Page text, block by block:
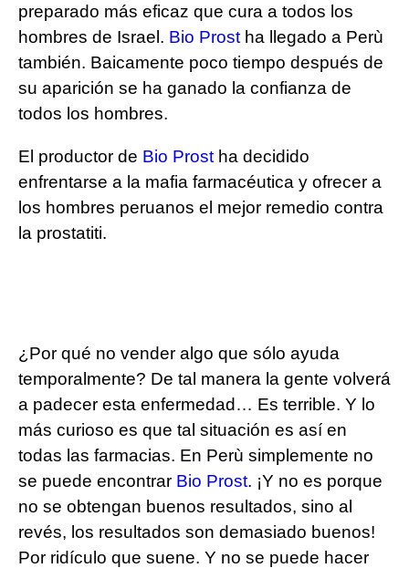
preparado más eficaz que cura a todos los
hombres de Israel. Bio Prost ha llegado a Perù
también. Baicamente poco tiempo después de
su aparición se ha ganado la confianza de
todos los hombres.
El productor de Bio Prost ha decidido
enfrentarse a la mafia farmacéutica y ofrecer a
los hombres peruanos el mejor remedio contra
la prostatiti.
¿Por qué no vender algo que sólo ayuda
temporalmente? De tal manera la gente volverá
a padecer esta enfermedad… Es terrible. Y lo
más curioso es que tal situación es así en
todas las farmacias. En Perù simplemente no
se puede encontrar Bio Prost. ¡Y no es porque
no se obtengan buenos resultados, sino al
revés, los resultados son demasiado buenos!
Por ridículo que suene. Y no se puede hacer